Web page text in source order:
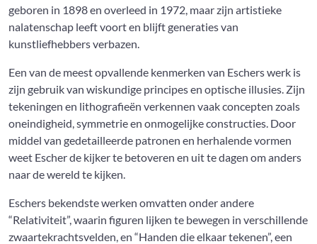
geboren in 1898 en overleed in 1972, maar zijn artistieke
nalatenschap leeft voort en blijft generaties van
kunstliefhebbers verbazen.
Een van de meest opvallende kenmerken van Eschers werk is
zijn gebruik van wiskundige principes en optische illusies. Zijn
tekeningen en lithografieën verkennen vaak concepten zoals
oneindigheid, symmetrie en onmogelijke constructies. Door
middel van gedetailleerde patronen en herhalende vormen
weet Escher de kijker te betoveren en uit te dagen om anders
naar de wereld te kijken.
Eschers bekendste werken omvatten onder andere
“Relativiteit”, waarin figuren lijken te bewegen in verschillende
zwaartekrachtsvelden, en “Handen die elkaar tekenen”, een